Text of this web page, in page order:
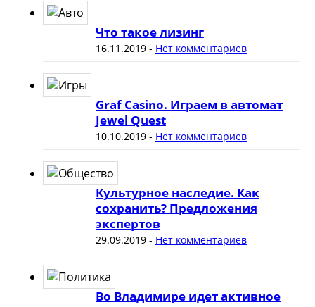
Что такое лизинг
16.11.2019- Нет комментариев
Graf Casino. Играем в автомат
Jewel Quest
10.10.2019- Нет комментариев
Культурное наследие. Как
сохранить? Предложения
экспертов
29.09.2019- Нет комментариев
Во Владимире идет активное